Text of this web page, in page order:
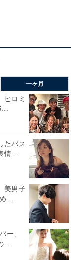
一ヶ月
ヒロミ
たバス
情...
美男子
...
ー、
...